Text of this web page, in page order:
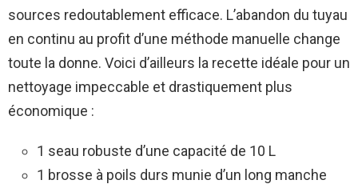
sources redoutablement efficace. L’abandon du tuyau
en continu au profit d’une méthode manuelle change
toute la donne. Voici d’ailleurs la recette idéale pour un
nettoyage impeccable et drastiquement plus
économique :
1 seau robuste d’une capacité de 10 L
1 brosse à poils durs munie d’un long manche